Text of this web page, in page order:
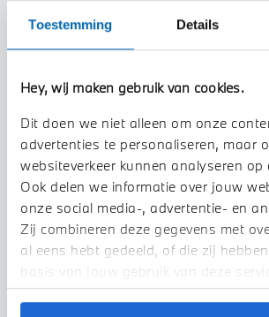
Toestemming Details
Hey, wij maken gebruik van cookies.
Dit doen we niet alleen om onze
advertenties te personaliseren, maar
websiteverkeer kunnen analyseren op
Ook delen we informatie over jouw
onze social media-, advertentie- en
Zij combineren deze gegevens met
al eens hebt gedeeld, of die zij
basis van jouw gebruik van deze
Uden